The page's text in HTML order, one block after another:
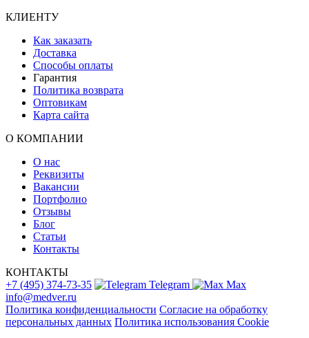
КЛИЕНТУ
Как заказать
Доставка
Способы оплаты
Гарантия
Политика возврата
Оптовикам
Карта сайта
О КОМПАНИИ
О нас
Реквизиты
Вакансии
Портфолио
Отзывы
Блог
Статьи
Контакты
КОНТАКТЫ
+7 (495) 374-73-35
Telegram
Max
info@medver.ru
Политика конфиденциальности Согласие на обработку
персональных данных Политика использования Cookie